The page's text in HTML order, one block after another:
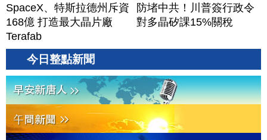
SpaceX、特斯拉德州斥資
168億 打造最大晶片廠
Terafab
防堵中共！川普簽行政令
對多晶矽課15%關稅
今日整點新聞